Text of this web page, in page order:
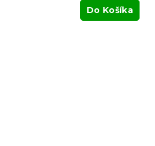
Do Košíka